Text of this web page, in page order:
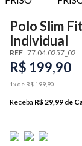
Polo Slim
Individual
REF: 77.04.0257_02
R$ 199,90
1x de R$ 199 90
Receba R$ 29,99 de